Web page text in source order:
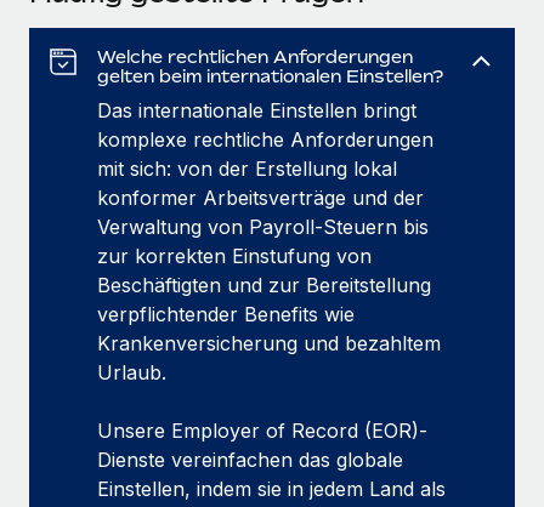
Welche rechtlichen Anforderungen
gelten beim internationalen Einstellen?
Das internationale Einstellen bringt
komplexe rechtliche Anforderungen
mit sich: von der Erstellung lokal
konformer Arbeitsverträge und der
Verwaltung von Payroll‑Steuern bis
zur korrekten Einstufung von
Beschäftigten und zur Bereitstellung
verpflichtender Benefits wie
Kranken­versicherung und bezahltem
Urlaub.
Unsere Employer of Record (EOR)-
Dienste vereinfachen das globale
Einstellen, indem sie in jedem Land als